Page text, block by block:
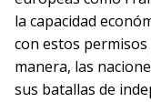
la capacidad
con estos
manera, las
sus batallas de